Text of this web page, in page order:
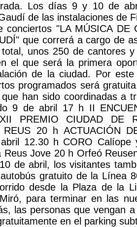
Los días 9 y 10 de
de las instalaciones de
conciertos "LA MÚSICA DE
que correrá a cargo de
unos 250 de cantores
el que será la primera
de la ciudad. Por
programados será
que han sido coordinadas a
9 de abril 17 h II
PREMIO CIUDAD DE
REUS 20 h ACTUACIÓN
12.30 h CORO Calíope
Reus Jove 20 h Orfeó
de abril, los visitantes
gratuito de la Línea
desde la Plaza de la
para terminar en las
las personas que vengan
en el parking